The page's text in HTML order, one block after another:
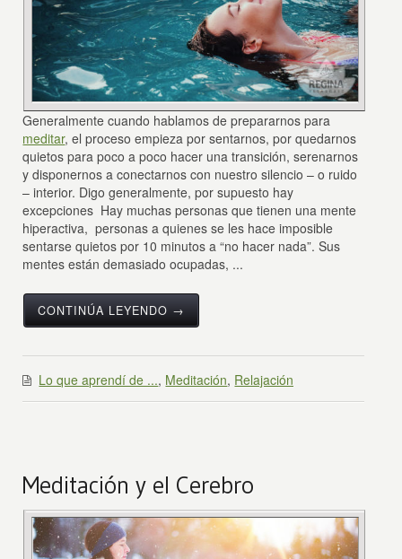
Generalmente cuando hablamos de prepararnos para
meditar, el proceso empieza por sentarnos, por quedarnos
quietos para poco a poco hacer una transición, serenarnos
y disponernos a conectarnos con nuestro silencio – o ruido
– interior. Digo generalmente, por supuesto hay
excepciones Hay muchas personas que tienen una mente
hiperactiva, personas a quienes se les hace imposible
sentarse quietos por 10 minutos a “no hacer nada”. Sus
mentes están demasiado ocupadas, ...
CONTINÚA LEYENDO →
Lo que aprendí de ..., Meditación, Relajación
Meditación y el Cerebro